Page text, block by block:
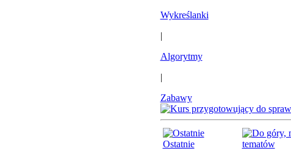
Wykreślanki
|
Algorytmy
|
Zabawy
Ostatnie
tematów